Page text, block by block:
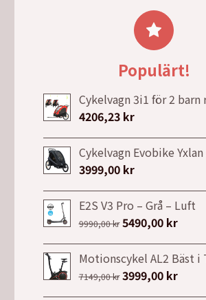
22999,00 kr.
Populärt!
Cykelvagn 3i1 för 2 barn
4206,23 kr
Cykelvagn Evobike
3999,00 kr
E2S V3 Pro – Grå – Luft
9990,00kr Det
priset
var:
5490,00 krDet
är:
Motionscykel AL2 Bäst i
7149,00kr Det
3999,00 krDet